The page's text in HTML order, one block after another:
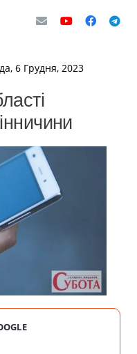
6 Грудня, 2023